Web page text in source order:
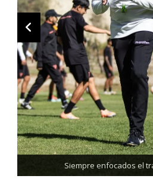
Siempre enfocados el
Trabajando enfocados, listos